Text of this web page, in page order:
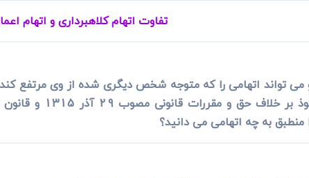
تفاوت اتهام کلاهبرداری و اتهام
می تواند اتهامی را که متوجه شخص دیگری شده از وی مرتفع
آن را تحصیل می نماید. با توجه